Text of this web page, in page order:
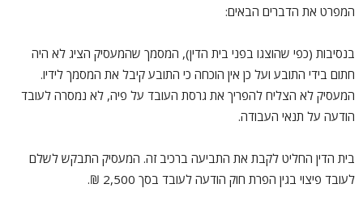
המפרט את הדברים הבאים:
בנסיבות (כפי שהוצגו בפני בית הדין), המסמך שהמעסיק הציג לא היה
חתום בידי התובע ועל כן אין הוכחה כי התובע קיבל את המסמך לידיו.
המעסיק לא הצליח להפריך את גרסת העובד על פיה, לא נמסרה לעובד
הודעה על תנאי העבודה.
בית הדין החליט לקבת את התביעה ברכיב זה. המעסיק התבקש לשלם
לעובד פיצוי בגין הפרת חוק הודעה לעובד בסך 2,500 ₪.